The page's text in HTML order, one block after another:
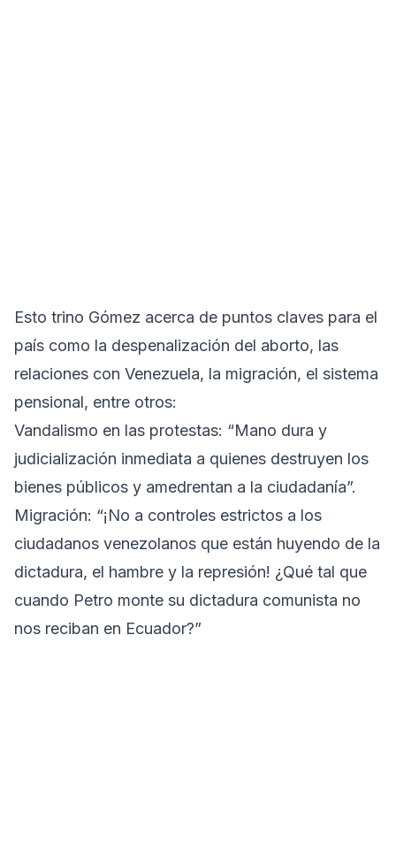
Esto trino Gómez acerca de puntos claves para el
país como la despenalización del aborto, las
relaciones con Venezuela, la migración, el sistema
pensional, entre otros:
Vandalismo en las protestas: “Mano dura y
judicialización inmediata a quienes destruyen los
bienes públicos y amedrentan a la ciudadanía”.
Migración: “¡No a controles estrictos a los
ciudadanos venezolanos que están huyendo de la
dictadura, el hambre y la represión! ¿Qué tal que
cuando Petro monte su dictadura comunista no
nos reciban en Ecuador?”